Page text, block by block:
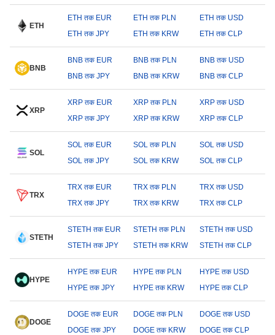
ETH
ETH तक EUR ETH तक PLN
ETH तक USD
ETH तक JPY
ETH तक KRW ETH तक CLP
BNB
BNB तक EUR BNB तक PLN
BNB तक USD
BNB तक JPY
BNB तक KRW BNB तक CLP
XRP
XRP तक EUR XRP तक PLN
XRP तक USD
XRP तक JPY
XRP तक KRW XRP तक CLP
SOL
SOL तक EUR SOL तक PLN
SOL तक USD
SOL तक JPY
SOL तक KRW SOL तक CLP
TRX
TRX तक EUR TRX तक PLN
TRX तक USD
TRX तक JPY
TRX तक KRW TRX तक CLP
STETH
STETH तक EUR STETH तक PLN
STETH तक USD
STETH तक JPY
STETH तक KRW STETH तक CLP
HYPE
HYPE तक EUR HYPE तक PLN
HYPE तक USD
HYPE तक JPY
HYPE तक KRW HYPE तक CLP
DOGE
DOGE तक EUR DOGE तक PLN
DOGE तक USD
DOGE तक JPY
DOGE तक KRW DOGE तक CLP